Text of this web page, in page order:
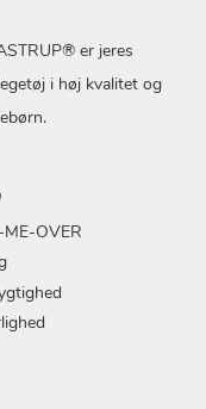
er jeres
i høj kvalitet og
OVER